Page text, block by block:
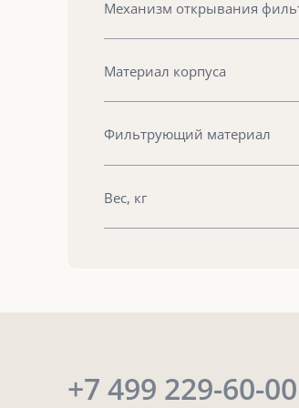
Механизм открывания
Материал корпуса
Фильтрующий материал
Вес, кг
+7 499 229-60-00